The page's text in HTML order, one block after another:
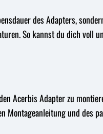
des Adapters,
So kannst du dich voll
Acerbis Adapter zu
und des